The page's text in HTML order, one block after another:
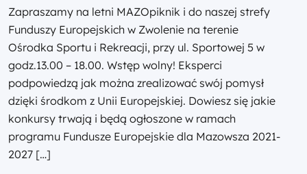
Zapraszamy na letni MAZOpiknik i do naszej strefy
Funduszy Europejskich w Zwolenie na terenie
Ośrodka Sportu i Rekreacji, przy ul. Sportowej 5 w
godz.13.00 – 18.00. Wstęp wolny! Eksperci
podpowiedzą jak można zrealizować swój pomysł
dzięki środkom z Unii Europejskiej. Dowiesz się jakie
konkursy trwają i będą ogłoszone w ramach
programu Fundusze Europejskie dla Mazowsza 2021-
2027 […]